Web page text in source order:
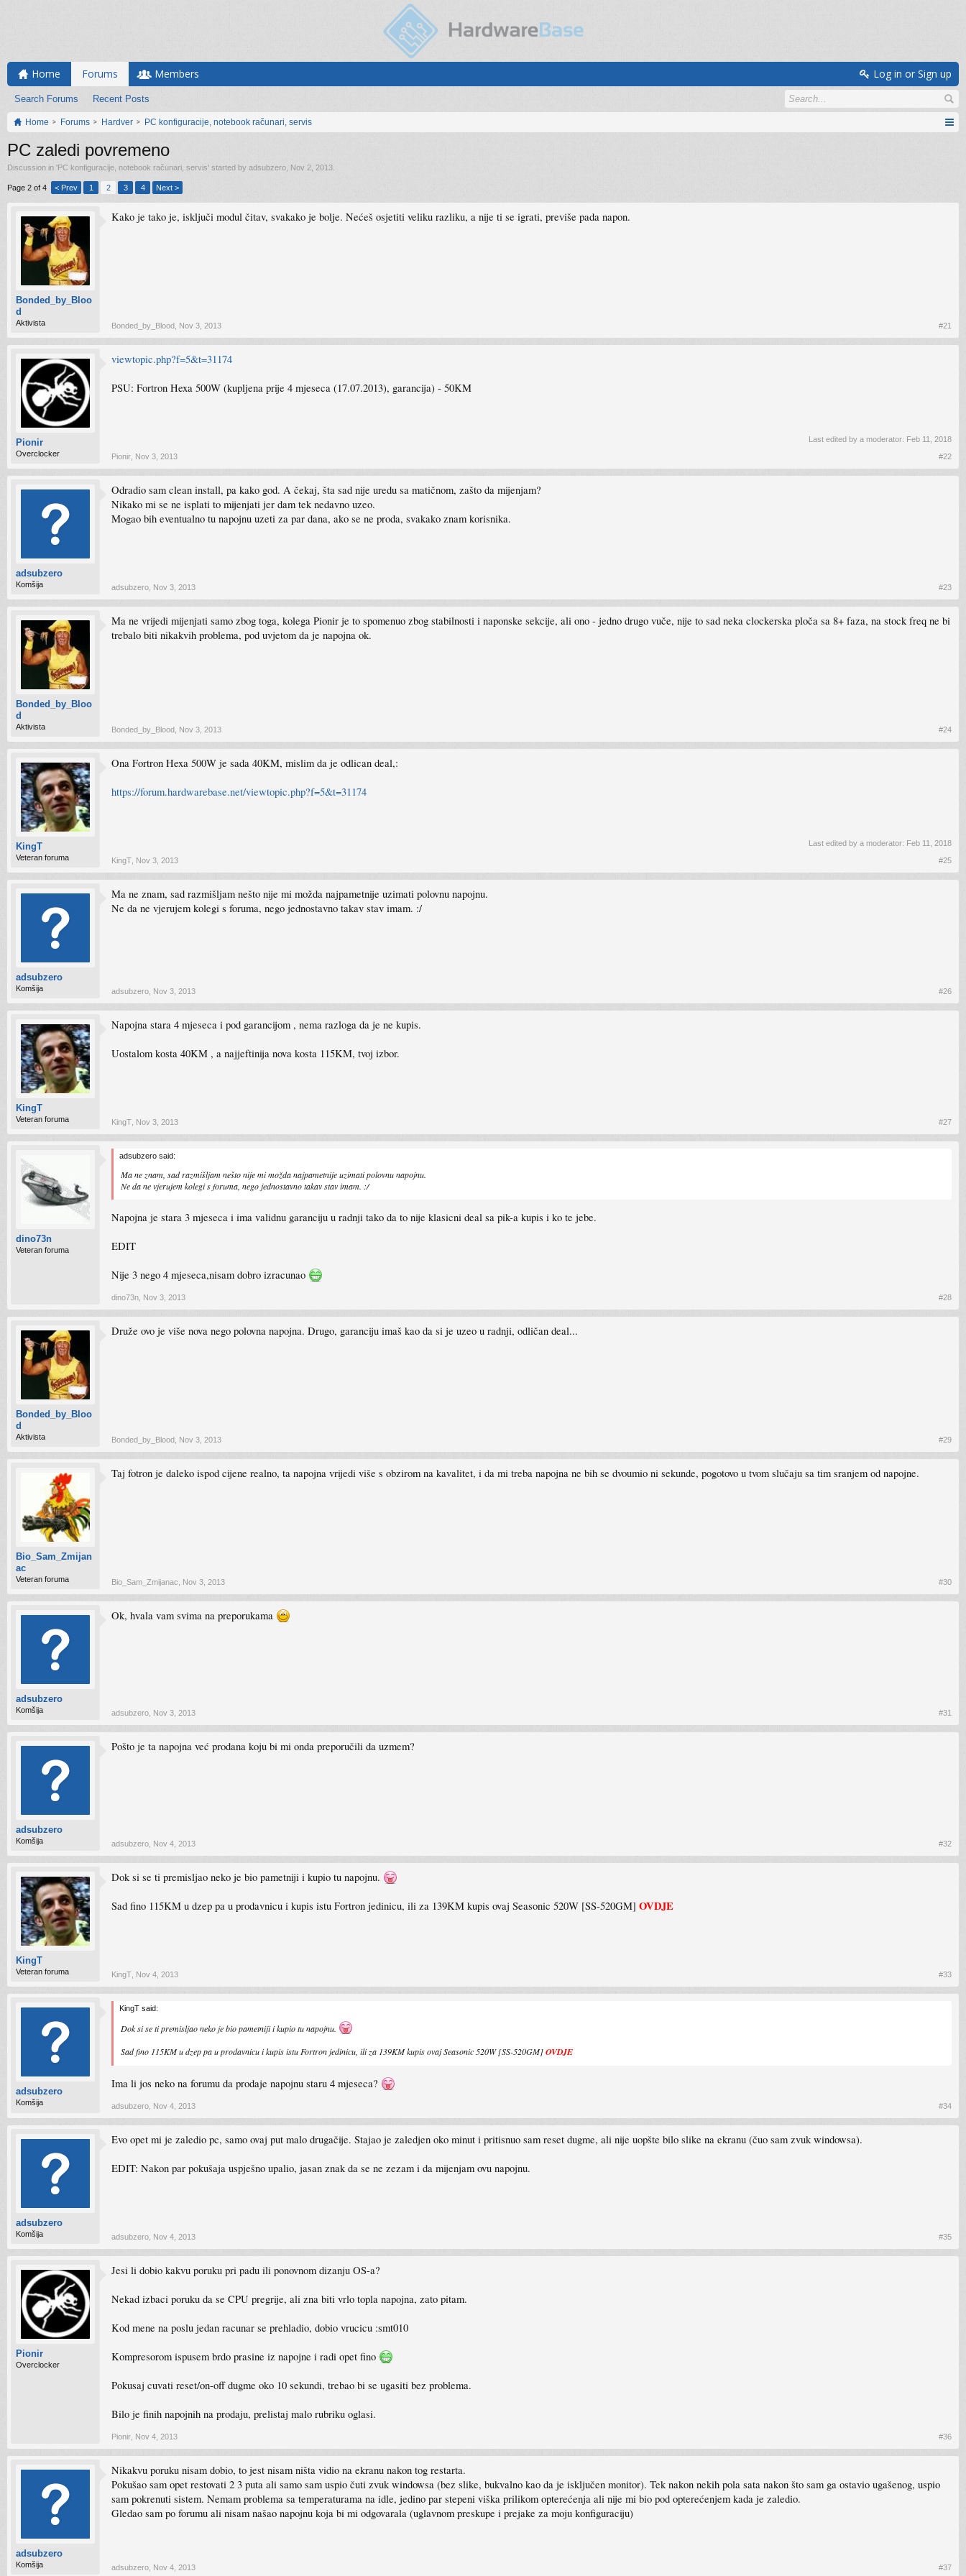
Home Forums
Search Forums Recent Posts
Members Log in or Sign up
Home Forums Hardver PC konfiguracije, notebook računari, servis
PC zaledi povremeno
Discussion in 'PC konfiguracije, notebook računari, servis' started by adsubzero Nov 2, 2013
Page 2 of 4 < Prev 1 2 3 4 Next >
Bonded_by_Bloo
d
Aktivista
Kako je tako je, isključi modul čitav, svakako je bolje. Nećeš osjetiti veliku razliku, a nije ti se igrati, previše pada napon.
Bonded_by_Blood Nov 3, 2013 #21
Pionir
Overclocker
viewtopic.php?f=5&t=31174
PSU: Fortron Hexa 500W (kupljena prije 4 mjeseca (17.07.2013), garancija) - 50KM
Last edited by a moderator: Feb 11, 2018
Pionir Nov 3, 2013 #22
adsubzero
Komšija
Odradio sam clean install, pa kako god. A čekaj, šta sad nije uredu sa matičnom, zašto da mijenjam?
Nikako mi se ne isplati to mijenjati jer dam tek nedavno uzeo.
Mogao bih eventualno tu napojnu uzeti za par dana, ako se ne proda, svakako znam korisnika.
adsubzero Nov 3, 2013 #23
Bonded_by_Bloo
d
Aktivista
Ma ne vrijedi mijenjati samo zbog toga, kolega Pionir je to spomenuo zbog stabilnosti i naponske sekcije, ali ono - jedno drugo vuče, nije to sad neka clockerska ploča sa 8+ faza, na stock freq ne bi
trebalo biti nikakvih problema, pod uvjetom da je napojna ok.
Bonded_by_Blood Nov 3, 2013 #24
KingT
Veteran foruma
Ona Fortron Hexa 500W je sada 40KM, mislim da je odlican deal,:
https://forum.hardwarebase.net/viewtopic.php?f=5&t=31174
Last edited by a moderator: Feb 11, 2018
KingT Nov 3, 2013 #25
adsubzero
Komšija
Ma ne znam, sad razmišljam nešto nije mi možda najpametnije uzimati polovnu napojnu.
Ne da ne vjerujem kolegi s foruma, nego jednostavno takav stav imam. :/
adsubzero Nov 3, 2013 #26
KingT
Veteran foruma
Napojna stara 4 mjeseca i pod garancijom , nema razloga da je ne kupis.
Uostalom kosta 40KM , a najjeftinija nova kosta 115KM, tvoj izbor.
KingT Nov 3, 2013 #27
dino73n
Veteran foruma
adsubzero said:
Ma ne znam, sad razmišljam nešto nije mi možda najpametnije uzimati polovnu napojnu.
Ne da ne vjerujem kolegi s foruma, nego jednostavno takav stav imam. :/
Napojna je stara 3 mjeseca i ima validnu garanciju u radnji tako da to nije klasicni deal sa pik-a kupis i ko te jebe.
EDIT
Nije 3 nego 4 mjeseca,nisam dobro izracunao
dino73n Nov 3, 2013 #28
Bonded_by_Bloo
d
Aktivista
Druže ovo je više nova nego polovna napojna. Drugo, garanciju imaš kao da si je uzeo u radnji, odličan deal...
Bonded_by_Blood Nov 3, 2013 #29
Bio_Sam_Zmijan
ac
Veteran foruma
Taj fotron je daleko ispod cijene realno, ta napojna vrijedi više s obzirom na kavalitet, i da mi treba napojna ne bih se dvoumio ni sekunde, pogotovo u tvom slučaju sa tim sranjem od napojne.
Bio_Sam_Zmijanac Nov 3, 2013 #30
adsubzero
Komšija
Ok, hvala vam svima na preporukama
adsubzero Nov 3, 2013 #31
adsubzero
Komšija
Pošto je ta napojna već prodana koju bi mi onda preporučili da uzmem?
adsubzero Nov 4, 2013 #32
KingT
Veteran foruma
Dok si se ti premisljao neko je bio pametniji i kupio tu napojnu.
Sad fino 115KM u dzep pa u prodavnicu i kupis istu Fortron jedinicu, ili za 139KM kupis ovaj Seasonic 520W [SS-520GM] OVDJE
KingT Nov 4, 2013 #33
adsubzero
Komšija
KingT said:
Dok si se ti premisljao neko je bio pametniji i kupio tu napojnu.
Sad fino 115KM u dzep pa u prodavnicu i kupis istu Fortron jedinicu, ili za 139KM kupis ovaj Seasonic 520W [SS-520GM]OVDJE
Ima li jos neko na forumu da prodaje napojnu staru 4 mjeseca?
adsubzero Nov 4, 2013 #34
adsubzero
Komšija
Evo opet mi je zaledio pc, samo ovaj put malo drugačije. Stajao je zaledjen oko minut i pritisnuo sam reset dugme, ali nije uopšte bilo slike na ekranu (čuo sam zvuk windowsa).
EDIT: Nakon par pokušaja uspješno upalio, jasan znak da se ne zezam i da mijenjam ovu napojnu.
adsubzero Nov 4, 2013 #35
Pionir
Overclocker
Jesi li dobio kakvu poruku pri padu ili ponovnom dizanju OS-a?
Nekad izbaci poruku da se CPU pregrije, ali zna biti vrlo topla napojna, zato pitam.
Kod mene na poslu jedan racunar se prehladio, dobio vrucicu :smt010
Kompresorom ispusem brdo prasine iz napojne i radi opet fino
Pokusaj cuvati reset/on-off dugme oko 10 sekundi, trebao bi se ugasiti bez problema.
Bilo je finih napojnih na prodaju, prelistaj malo rubriku oglasi.
Pionir Nov 4, 2013 #36
adsubzero
Komšija
Nikakvu poruku nisam dobio, to jest nisam ništa vidio na ekranu nakon tog restarta.
Pokušao sam opet restovati 2 3 puta ali samo sam uspio čuti zvuk windowsa (bez slike, bukvalno kao da je isključen monitor). Tek nakon nekih pola sata nakon što sam ga ostavio ugašenog, uspio
sam pokrenuti sistem. Nemam problema sa temperaturama na idle, jedino par stepeni viška prilikom opterećenja ali nije mi bio pod opterećenjem kada je zaledio.
Gledao sam po forumu ali nisam našao napojnu koja bi mi odgovarala (uglavnom preskupe i prejake za moju konfiguraciju)
adsubzero Nov 4, 2013 #37